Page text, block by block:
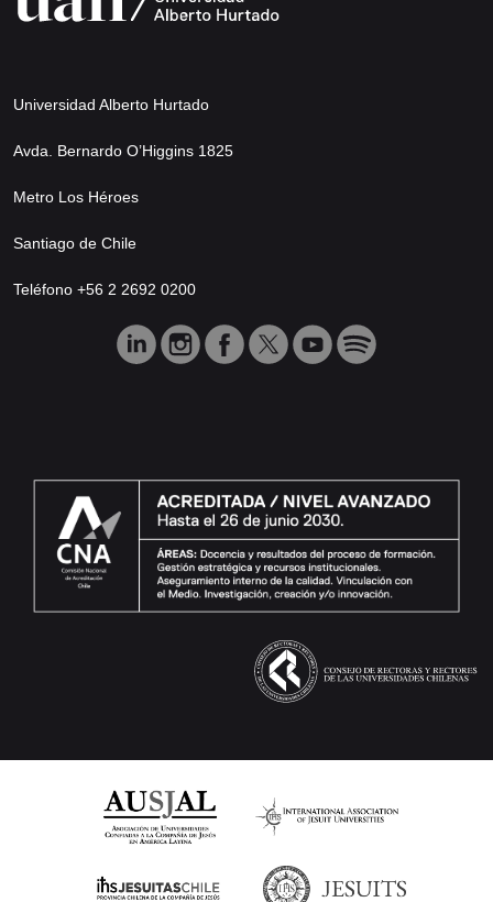
Universidad Alberto Hurtado
Avda. Bernardo O’Higgins 1825
Metro Los Héroes
Santiago de Chile
Teléfono +56 2 2692 0200